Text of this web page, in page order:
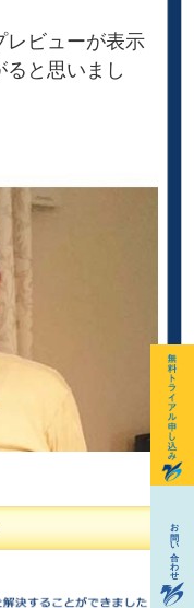
レビューが表示
と思いまし